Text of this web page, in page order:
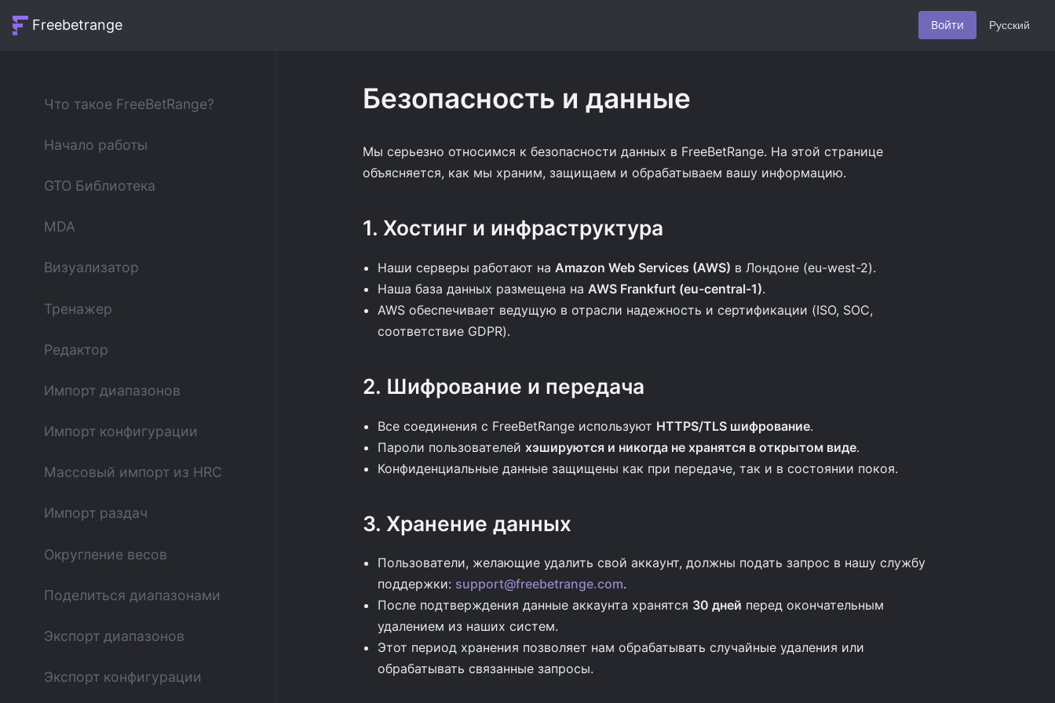
Freebetrange Войти Русский
Что такое FreeBetRange?
Начало работы
GTO Библиотека
MDA
Визуализатор
Тренажер
Редактор
Импорт диапазонов
Импорт конфигурации
Массовый импорт из HRC
Импорт раздач
Округление весов
Поделиться диапазонами
Экспорт диапазонов
Экспорт конфигурации
Безопасность и данные
Мы серьезно относимся к безопасности данных в FreeBetRange. На этой странице
объясняется, как мы храним, защищаем и обрабатываем вашу информацию.
1. Хостинг и инфраструктура
Наши серверы работают на Amazon Web Services (AWS) в Лондоне (eu-west-2).
Наша база данных размещена на AWS Frankfurt (eu-central-1).
AWS обеспечивает ведущую в отрасли надежность и сертификации (ISO, SOC,
соответствие GDPR).
2. Шифрование и передача
Все соединения с FreeBetRange используют HTTPS/TLS шифрование.
Пароли пользователейхэшируются и никогда не хранятся в открытом виде.
Конфиденциальные данные защищены как при передаче, так и в состоянии покоя.
3. Хранение данных
Пользователи, желающие удалить свой аккаунт, должны подать запрос в нашу службу
поддержки: support@freebetrange.com.
После подтверждения данные аккаунта хранятся 30 дней перед окончательным
удалением из наших систем.
Этот период хранения позволяет нам обрабатывать случайные удаления или
обрабатывать связанные запросы.